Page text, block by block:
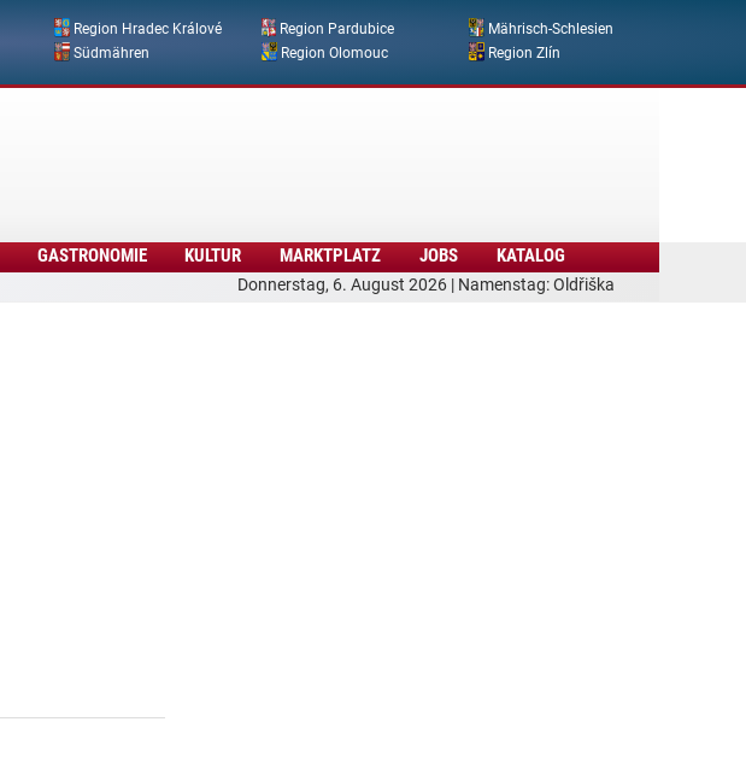
Region Hradec Králové Region Pardubice
Mährisch-Schlesien
Südmähren Region Olomouc Region Zlín
Donnerstag, 6. August 2026 | Namenstag: Oldřiška
GASTRONOMIE KULTUR MARKTPLATZ JOBS KATALOG